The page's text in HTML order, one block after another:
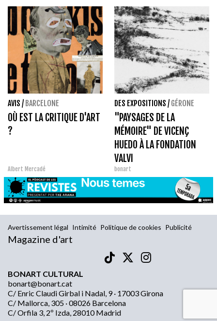
AVIS / BARCELONE
OÙ EST LA CRITIQUE D'ART
?
Albert Mercadé
DES EXPOSITIONS / GÉRONE
"PAYSAGES DE LA
MÉMOIRE" DE VICENÇ
HUEDO À LA FONDATION
VALVI
bonart
Avertissement légal Intimité Politique de cookies Publicité
Magazine d'art
BONART CULTURAL
bonart@bonart.cat
C/ Enric Claudi Girbal i Nadal, 9 · 17003 Girona
C/ Mallorca, 305 · 08026 Barcelona
C/ Orfila 3, 2º Izda, 28010 Madrid